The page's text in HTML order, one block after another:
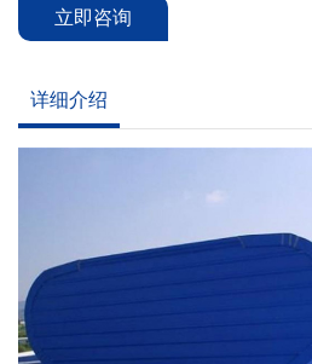
立即咨询
详细介绍